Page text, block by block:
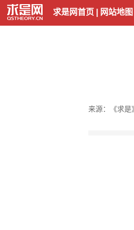
求是网首页 网站地图
来源：《求是